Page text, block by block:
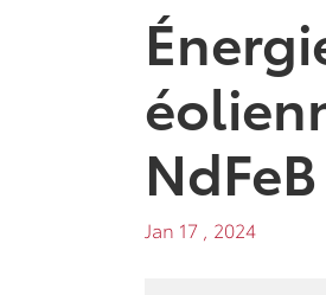
Jan 17 , 2024